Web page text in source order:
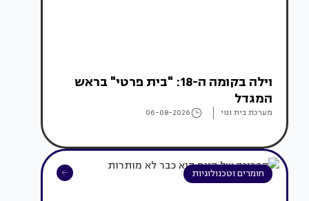
וילה בקומה ה-18: "בית פרטי" בראש
המגדל
מערכת בית ונוי 06-08-2026
חומרים וטכנולוגיות